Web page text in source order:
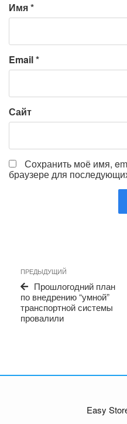
Имя*
Email*
Сайт
Сохранить моё имя,
браузере для
по
записям
Предыдущая
запись
ПРЕДЫДУЩИЙ
Прошлогодний план
по внедрению “умной”
транспортной системы
провалили
Easy